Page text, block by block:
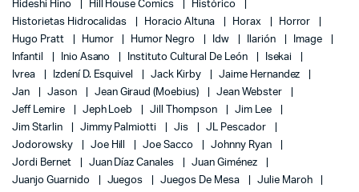
Hideshi Hino
Hill House Comics
Histórico
Historietas Hidrocalidas
Horacio Altuna Horax
Horror
Hugo Pratt
Humor Humor Negro Idw Ilarión
Image
Infantil
Inio Asano Instituto Cultural De León
Isekai
Ivrea
Izdení D. Esquivel Jack Kirby
Jaime Hernandez
Jan
Jason Jean Giraud (Moebius)
Jean Webster
Jeff Lemire
Jeph Loeb Jill Thompson
Jim Lee
Jim Starlin
Jimmy Palmiotti Jis
JL Pescador
Jodorowsky
Joe Hill Joe Sacco
Johnny Ryan
Jordi Bernet
Juan Díaz Canales
Juan Giménez
Juanjo Guarnido
Juegos Juegos De Mesa
Julie Maroh